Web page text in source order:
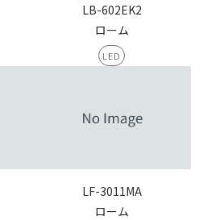
LB-602EK2
ローム
LED
LF-3011MA
ローム